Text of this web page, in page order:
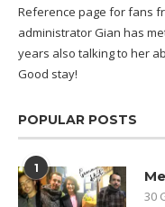
Reference page for fans
administrator Gian has
years also talking to her
Good stay!
POPULAR POSTS
1
30